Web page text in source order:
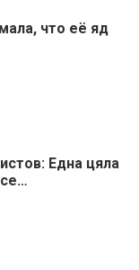
что её яд
Една цяла